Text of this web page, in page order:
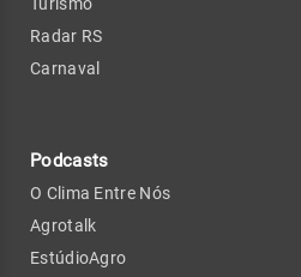
Turismo
Radar RS
Carnaval
Podcasts
O Clima Entre Nós
Agrotalk
EstúdioAgro